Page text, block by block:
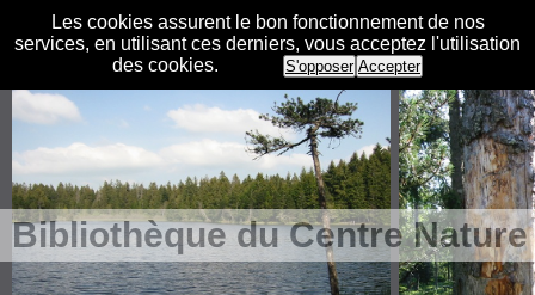
Les cookies assurent le bon fonctionnement de nos
services, en utilisant ces derniers, vous acceptez l'utilisation
des cookies.
S'opposer Accepter
Bibliothèque du Centre